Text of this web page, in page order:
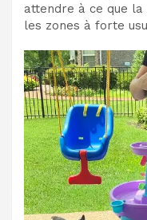
attendre à ce que la
les zones à forte